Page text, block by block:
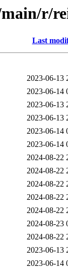
r/
Last
2023-06-13
2023-06-14
2023-06-13
2023-06-13
2023-06-14
2023-06-14
2024-08-22
2024-08-22
2024-08-22
2024-08-22
2024-08-22
2024-08-23
2024-08-22
2023-06-13
2023-06-14